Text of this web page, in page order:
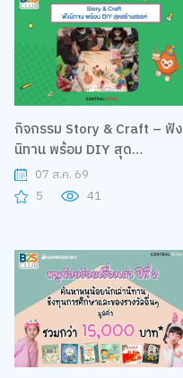
กิจกรรม Story & Craft – ฟัง
นิทาน พร้อม DIY สุด
สร้างสรรค์
07 ส.ค. 69
5
41